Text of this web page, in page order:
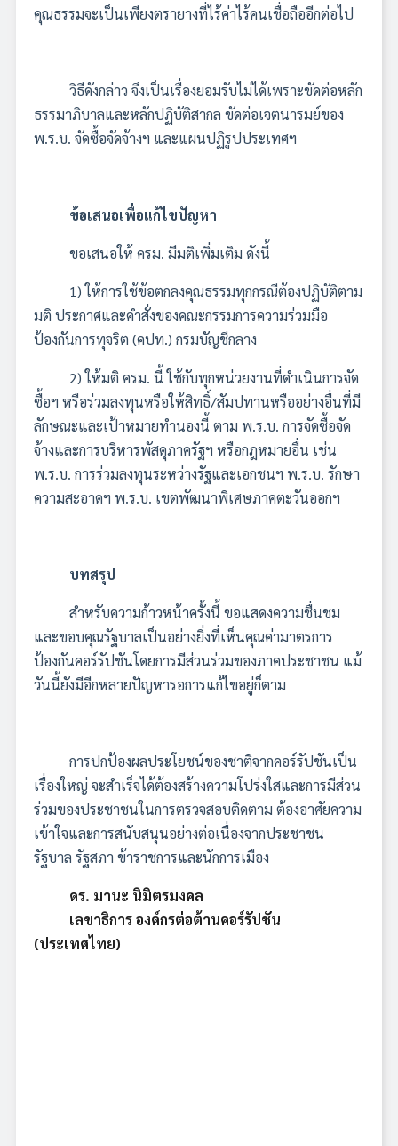
คุณธรรมจะเป็นเพียงตรายางที่ไร้ค่าไร้คนเชื่อถืออีกต่อไป
วิธีดังกล่าว จึงเป็นเรื่องยอมรับไม่ได้เพราะขัดต่อหลัก
ธรรมาภิบาลและหลักปฏิบัติสากล ขัดต่อเจตนารมย์ของ
พ.ร.บ. จัดซื้อจัดจ้างฯ และแผนปฏิรูปประเทศฯ
ข้อเสนอเพื่อแก้ไขปัญหา
ขอเสนอให้ ครม. มีมติเพิ่มเติม ดังนี้
1) ให้การใช้ข้อตกลงคุณธรรมทุกกรณีต้องปฏิบัติตาม
มติ ประกาศและคำสั่งของคณะกรรมการความร่วมมือ
ป้องกันการทุจริต (คปท.) กรมบัญชีกลาง
2) ให้มติ ครม. นี้ ใช้กับทุกหน่วยงานที่ดำเนินการจัด
ซื้อฯ หรือร่วมลงทุนหรือให้สิทธิ์/สัมปทานหรืออย่างอื่นที่มี
ลักษณะและเป้าหมายทำนองนี้ ตาม พ.ร.บ. การจัดซื้อจัด
จ้างและการบริหารพัสดุภาครัฐฯ หรือกฎหมายอื่น เช่น
พ.ร.บ. การร่วมลงทุนระหว่างรัฐและเอกชนฯ พ.ร.บ. รักษา
ความสะอาดฯ พ.ร.บ. เขตพัฒนาพิเศษภาคตะวันออกฯ
บทสรุป
สำหรับความก้าวหน้าครั้งนี้ ขอแสดงความชื่นชม
และขอบคุณรัฐบาลเป็นอย่างยิ่งที่เห็นคุณค่ามาตรการ
ป้องกันคอร์รัปชันโดยการมีส่วนร่วมของภาคประชาชน แม้
วันนี้ยังมีอีกหลายปัญหารอการแก้ไขอยู่ก็ตาม
การปกป้องผลประโยชน์ของชาติจากคอร์รัปชันเป็น
เรื่องใหญ่ จะสำเร็จได้ต้องสร้างความโปร่งใสและการมีส่วน
ร่วมของประชาชนในการตรวจสอบติดตาม ต้องอาศัยความ
เข้าใจและการสนับสนุนอย่างต่อเนื่องจากประชาชน
รัฐบาล รัฐสภา ข้าราชการและนักการเมือง
ดร. มานะ นิมิตรมงคล
เลขาธิการ องค์กรต่อต้านคอร์รัปชัน
(ประเทศไทย)